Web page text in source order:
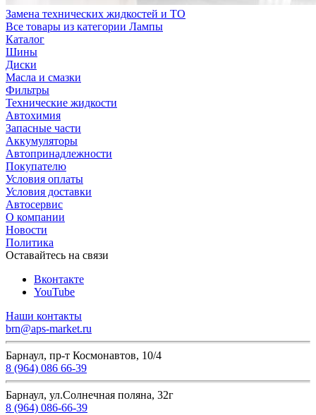
Замена технических жидкостей и ТО
Все товары из категории Лампы
Каталог
Шины
Диски
Масла и смазки
Фильтры
Технические жидкости
Автохимия
Запасные части
Аккумуляторы
Автопринадлежности
Покупателю
Условия оплаты
Условия доставки
Автосервис
О компании
Новости
Политика
Оставайтесь на связи
Вконтакте
YouTube
Наши контакты
brn@aps-market.ru
Барнаул, пр-т Космонавтов, 10/4
8 (964) 086 66-39
Барнаул, ул.Солнечная поляна, 32г
8 (964) 086-66-39